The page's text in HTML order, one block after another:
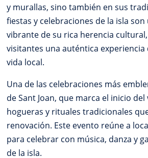
y murallas, sino también en sus
fiestas y celebraciones de la isla
vibrante de su rica herencia
visitantes una auténtica
vida local.
Una de las celebraciones más
de Sant Joan, que marca el inicio
hogueras y rituales tradicionales
renovación. Este evento reúne a
para celebrar con música, danza y
de la isla.